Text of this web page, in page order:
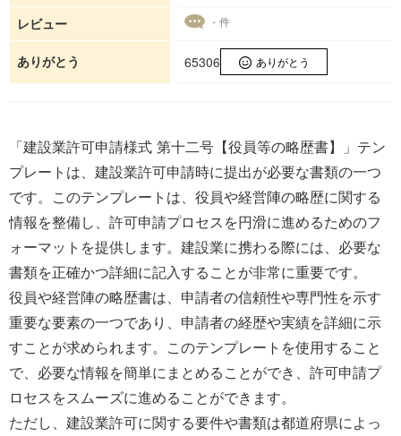
レビュー
- 件
ありがとう 65306 ありがとう
「建設業許可申請様式 第十二号【役員等の略歴書】​」テン
プレートは、建設業許可申請時に提出が必要な書類の一つ
です。このテンプレートは、役員や経営陣の略歴に関する
情報を整備し、許可申請プロセスを円滑に進めるためのフ
ォーマットを提供します。建設業に携わる際には、必要な
書類を正確かつ詳細に記入することが非常に重要です。
役員や経営陣の略歴書は、申請者の信頼性や専門性を示す
重要な要素の一つであり、申請者の経歴や実績を詳細に示
すことが求められます。このテンプレートを使用すること
で、必要な情報を簡単にまとめることができ、許可申請プ
ロセスをスムーズに進めることができます。
ただし、建設業許可に関する要件や書類は都道府県によっ